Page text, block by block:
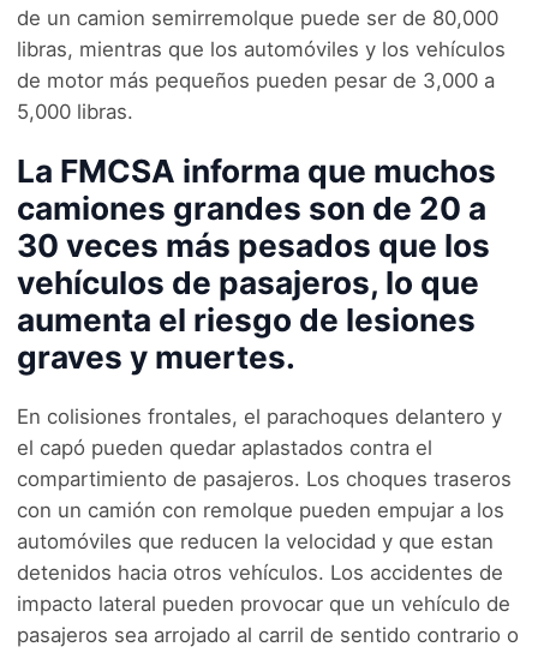
de un camion semirremolque puede ser de 80,000
libras, mientras que los automóviles y los vehículos
de motor más pequeños pueden pesar de 3,000 a
5,000 libras.
La FMCSA informa que muchos
camiones grandes son de 20 a
30 veces más pesados que los
vehículos de pasajeros, lo que
aumenta el riesgo de lesiones
graves y muertes.
En colisiones frontales, el parachoques delantero y
el capó pueden quedar aplastados contra el
compartimiento de pasajeros. Los choques traseros
con un camión con remolque pueden empujar a los
automóviles que reducen la velocidad y que estan
detenidos hacia otros vehículos. Los accidentes de
impacto lateral pueden provocar que un vehículo de
pasajeros sea arrojado al carril de sentido contrario o